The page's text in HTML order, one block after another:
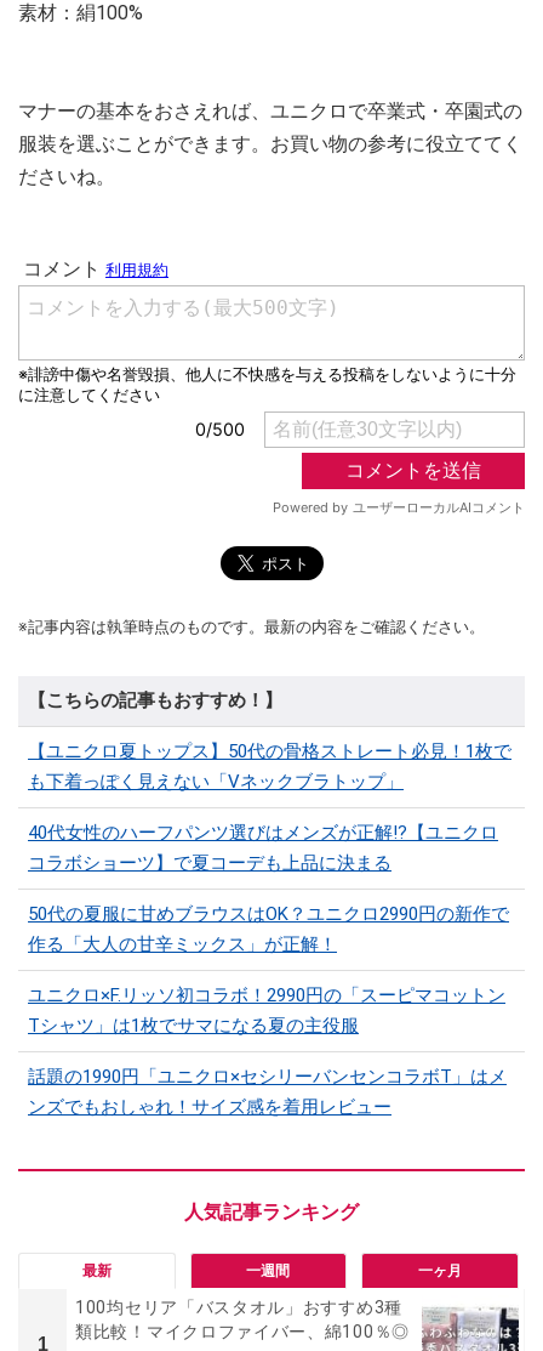
素材：絹100%
マナーの基本をおさえれば、ユニクロで卒業式・卒園式の
服装を選ぶことができます。お買い物の参考に役立ててく
ださいね。
※記事内容は執筆時点のものです。最新の内容をご確認ください。
【こちらの記事もおすすめ！】
【ユニクロ夏トップス】50代の骨格ストレート必見！1枚で
も下着っぽく見えない「Vネックブラトップ」
40代女性のハーフパンツ選びはメンズが正解!?【ユニクロ
コラボショーツ】で夏コーデも上品に決まる
50代の夏服に甘めブラウスはOK？ユニクロ2990円の新作で
作る「大人の甘辛ミックス」が正解！
ユニクロ×F.リッソ初コラボ！2990円の「スーピマコットン
Tシャツ」は1枚でサマになる夏の主役服
話題の1990円「ユニクロ×セシリーバンセンコラボT」はメ
ンズでもおしゃれ！サイズ感を着用レビュー
最新 一週間 一ヶ月
1
100均セリア「バスタオル」おすすめ3種
類比較！マイクロファイバー、綿100％◎